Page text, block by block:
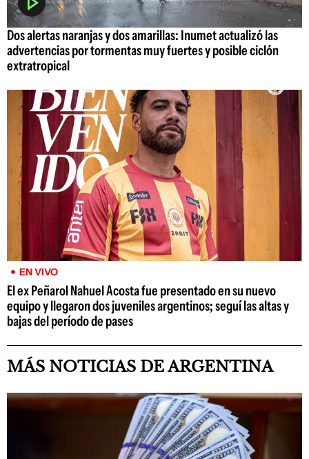
Dos alertas naranjas y dos amarillas: Inumet actualizó las
advertencias por tormentas muy fuertes y posible ciclón
extratropical
EN VIVO
El ex Peñarol Nahuel Acosta fue presentado en su nuevo
equipo y llegaron dos juveniles argentinos; seguí las altas y
bajas del período de pases
MÁS NOTICIAS DE ARGENTINA